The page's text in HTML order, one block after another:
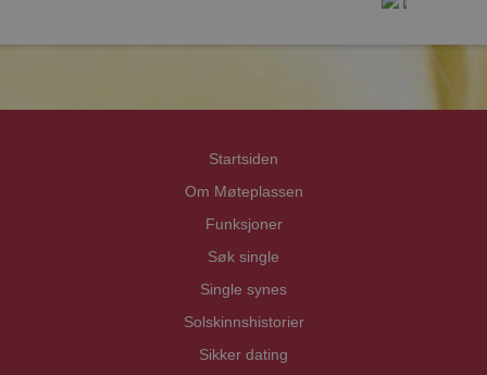
Startsiden
Om Møteplassen
Funksjoner
Søk single
Single synes
Solskinnshistorier
Sikker dating